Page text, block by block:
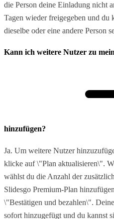
die Person deine Einladung nicht
Tagen wieder freigegeben und du
dieselbe oder eine andere Person
Kann ich weitere Nutzer zu
hinzufügen?
Ja. Um weitere Nutzer
klicke auf \"Plan aktualisieren\".
wählst du die Anzahl der
Slidesgo Premium-Plan
\"Bestätigen und bezahlen\".
sofort hinzugefügt und du kannst